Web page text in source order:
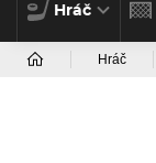
Hráč
Hráč